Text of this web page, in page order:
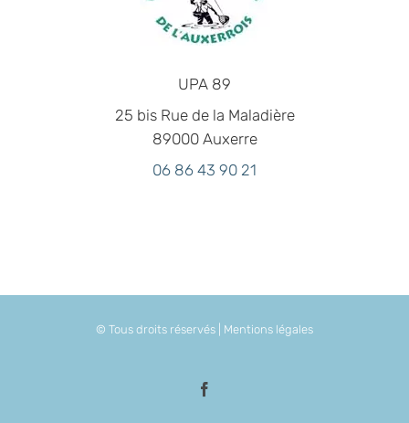
UPA 89
25 bis Rue de la Maladière
89000 Auxerre
06 86 43 90 21
© Tous droits réservés | Mentions légales